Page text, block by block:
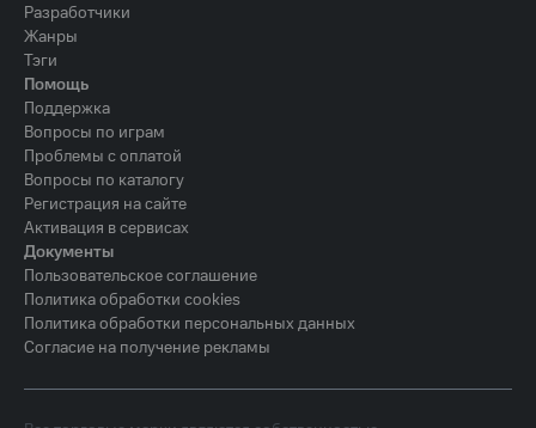
Разработчики
Жанры
Тэги
Помощь
Поддержка
Вопросы по играм
Проблемы с оплатой
Вопросы по каталогу
Регистрация на сайте
Активация в сервисах
Документы
Пользовательское соглашение
Политика обработки cookies
Политика обработки персональных данных
Согласие на получение рекламы